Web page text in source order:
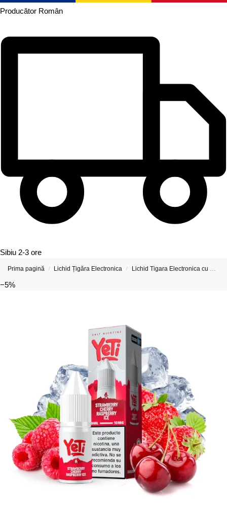
Producător Român
Sibiu 2-3 ore
Prima pagină / Lichid Țigăra Electronica / Lichid Tigara Electronica cu Nicotina
−5%